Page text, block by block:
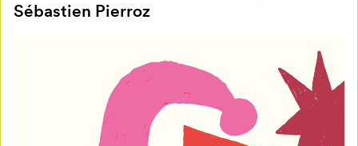
Sébastien Pierroz